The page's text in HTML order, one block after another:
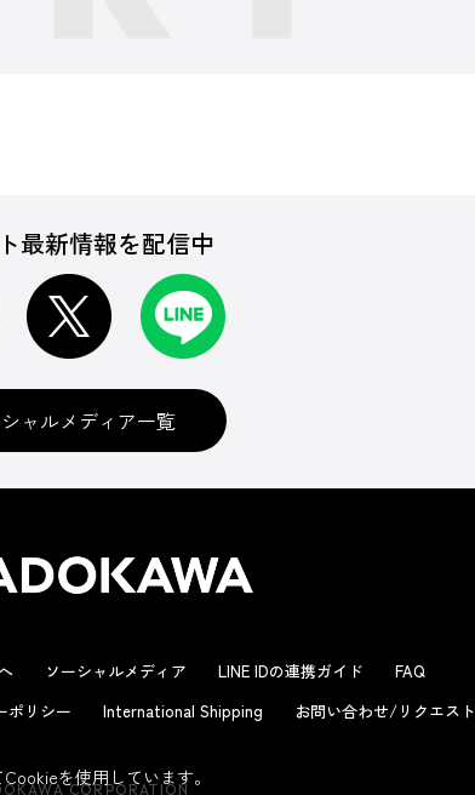
最新情報を配信中
ャルメディア一覧
ソーシャルメディア LINE IDの連携ガイド
FAQ
ポリシー International Shipping お問い合わせ/リクエスト
CORPORATION
を使用しています。